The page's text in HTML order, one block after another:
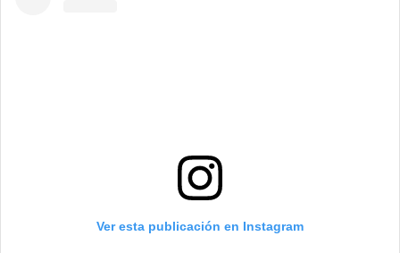
Ver esta publicación en Instagram